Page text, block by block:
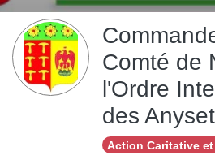
Comté de
l'Ordre
des
Action Caritative